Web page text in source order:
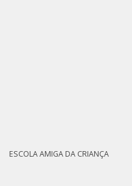
ESCOLA AMIGA DA CRIANÇA